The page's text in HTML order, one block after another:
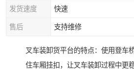
发货速度 快速
售后 支持维修
叉车装卸货平台的特点：使用登车
住车厢挂扣，让叉车装卸过程中更稳